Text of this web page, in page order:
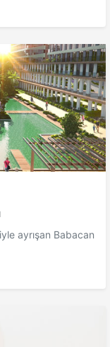
ayrışan Babacan